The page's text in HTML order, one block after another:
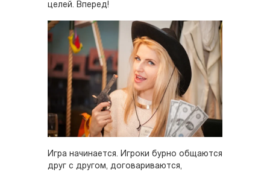
целей. Вперед!
Игра начинается. Игроки бурно общаются
друг с другом, договариваются,